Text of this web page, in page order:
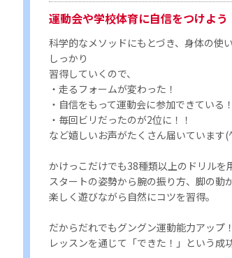
運動会や学校体育に自信をつけよう
科学的なメソッドにもとづき、身体の使
しっかり
習得していくので、
・走るフォームが変わった！
・自信をもって運動会に参加できている！
・毎回ビリだったのが2位に！！
など嬉しいお声がたくさん届いています
かけっこだけでも38種類以上のドリルを
スタートの姿勢から腕の振り方、脚の動
楽しく遊びながら自然にコツを習得。
だからだれでもグングン運動能力アップ！
レッスンを通じて「できた！」という成